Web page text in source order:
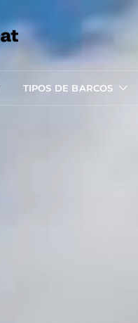
TIPOS DE BARCOS